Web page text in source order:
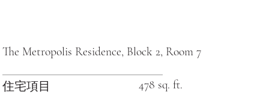
The Metropolis Residence, Block 2, Room 7
住宅項目 478 sq. ft.